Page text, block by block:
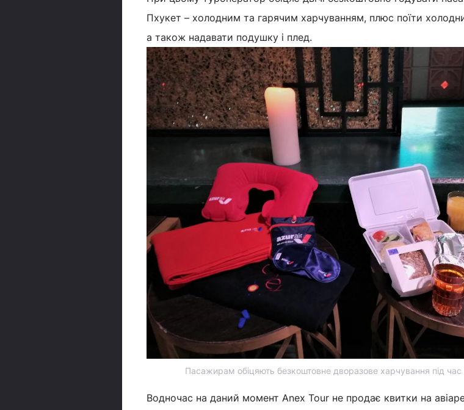
Пхукет – холодним та гарячим харчуванням, плюс поїти
а також надавати подушку і плед.
Пасажирам обіцяють безкоштовне дворазове харчування під
Водночас на даний момент Anex Tour не продає квитки на